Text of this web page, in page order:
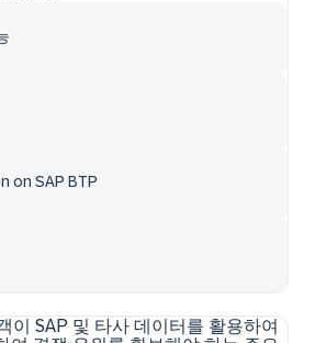
on SAP BTP
이 SAP 및 타사 데이터를 활용하여